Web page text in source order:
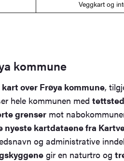
Veggkart og
kommune
over Frøya kommune,
hele kommunen med
grensermot
nyeste kartdataene fra
og administrative
gir en naturtro og